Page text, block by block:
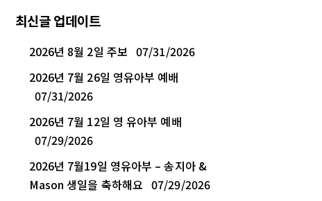
최신글 업데이트
2026년 8월 2일 주보 07/31/2026
2026년 7월 26일 영유아부 예배
07/31/2026
2026년 7월 12일 영 유아부 예배
07/29/2026
2026년 7월19일 영유아부 – 송지아 &
Mason 생일을 축하해요 07/29/2026